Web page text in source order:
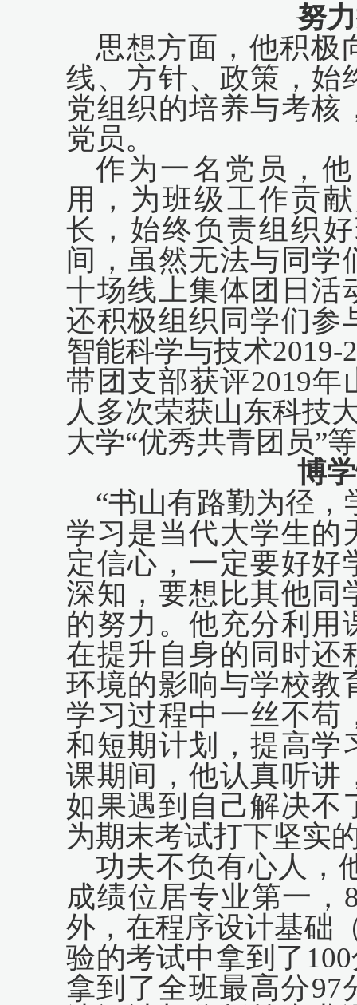
努
思想方面，他积极
线、方针、政策，始
党组织的培养与考核
党员。
作为一名党员，
用，为班级工作贡
长，始终负责组织
间，虽然无法与同学
十场线上集体团日活
还积极组织同学们参
智能科学与技术2019-2
带团支部获评2019年
人多次荣获山东科技
大学“优秀共青团员”
博
“书山有路勤为径
学习是当代大学生的
定信心，一定要好好
深知，要想比其他同
的努力。他充分利用
在提升自身的同时还
环境的影响与学校教
学习过程中一丝不苟
和短期计划，提高学
课期间，他认真听讲
如果遇到自己解决不
为期末考试打下坚实
功夫不负有心人，
成绩位居专业第一，
外，在程序设计基础
验的考试中拿到了 100
拿到了全班最高分97